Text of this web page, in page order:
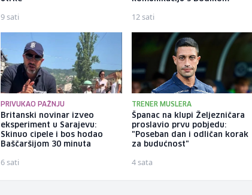
9 sati 12 sati
PRIVUKAO PAŽNJU
Britanski novinar izveo
eksperiment u Sarajevu:
Skinuo cipele i bos hodao
Baščaršijom 30 minuta
6 sati
TRENER MUSLERA
Španac na klupi Željezničara
proslavio prvu pobjedu:
"Poseban dan i odličan korak
za budućnost"
4 sata